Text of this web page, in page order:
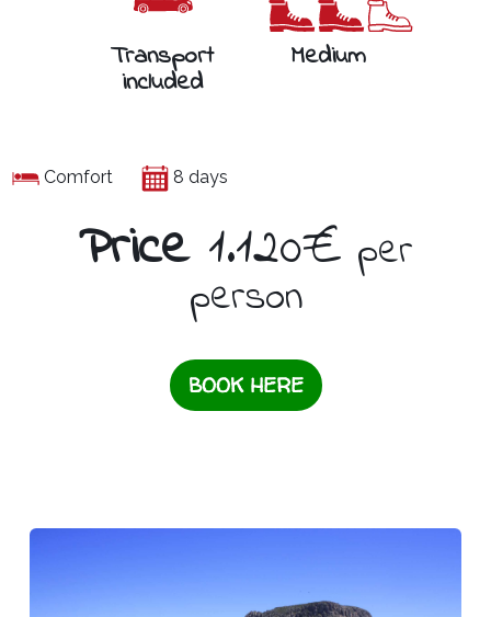
Transport
included
Medium
Comfort 8 days
Price 1.120€ per
person
BOOK HERE